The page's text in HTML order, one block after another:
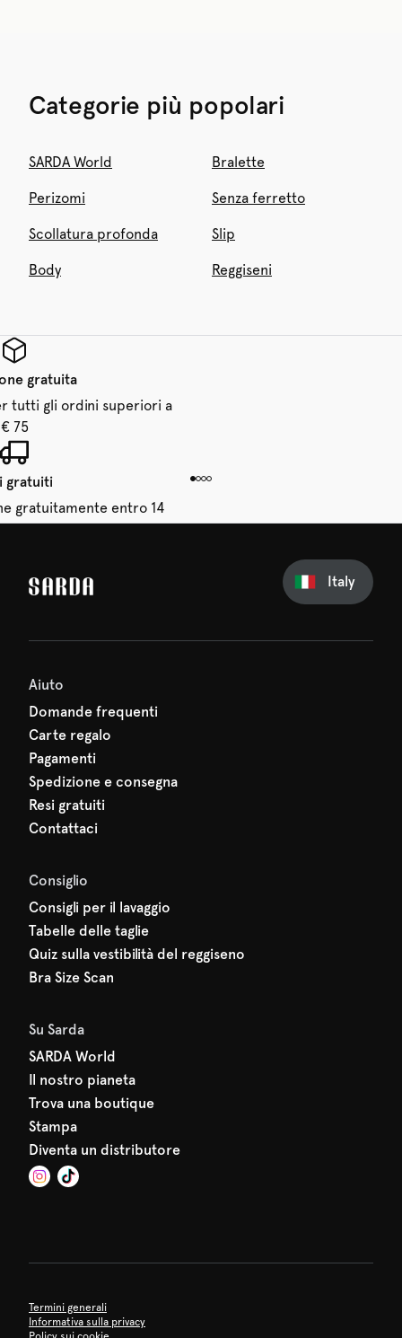
Categorie più popolari
SARDA World Bralette
Perizomi Senza ferretto
Scollatura profonda Slip
Body Reggiseni
gratuita
tutti gli ordini superiori a
€ 75
gratuiti
gratuitamente entro 14
tuo primo ordine
Italy
Aiuto
Domande frequenti
Carte regalo
Pagamenti
Spedizione e consegna
Resi gratuiti
Contattaci
Consiglio
Consigli per il lavaggio
Tabelle delle taglie
Quiz sulla vestibilità del reggiseno
Bra Size Scan
Su Sarda
SARDA World
Il nostro pianeta
Trova una boutique
Stampa
Diventa un distributore
Termini generali
Informativa sulla privacy